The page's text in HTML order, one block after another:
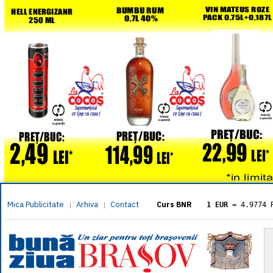
Mica Publicitate | Arhiva | Contact Curs BNR 1 EUR = 4.9774
= 5.8304
1 XAU= 464.4611
1 AED= 1.1933
1 AUD= 2.7957
1 BGN= 2.5449